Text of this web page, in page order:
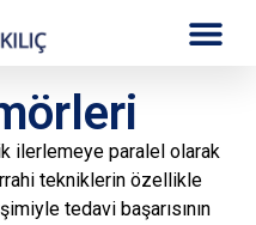
ilerlemeye paralel olarak
tekniklerin özellikle
tedavi başarısının